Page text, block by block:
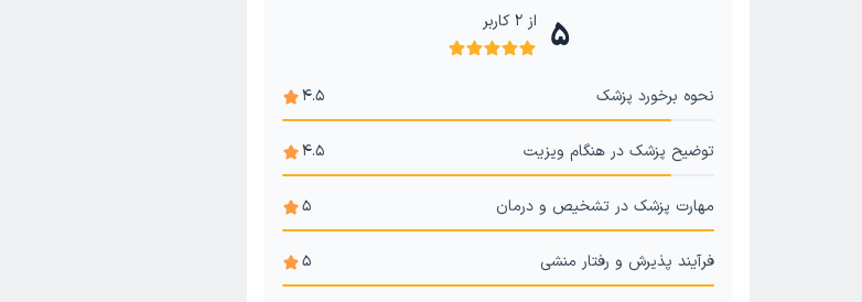
5 از 2کاربر
نحوه برخورد پزشک 4.5
توضیح پزشک در هنگام ویزیت 4.5
مهارت پزشک در تشخیص و درمان 5
فرآیند پذیرش و رفتار منشی 5